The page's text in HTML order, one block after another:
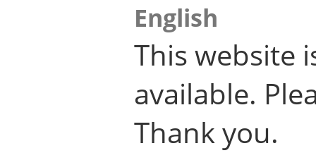
English
This website
available.
Thank you.